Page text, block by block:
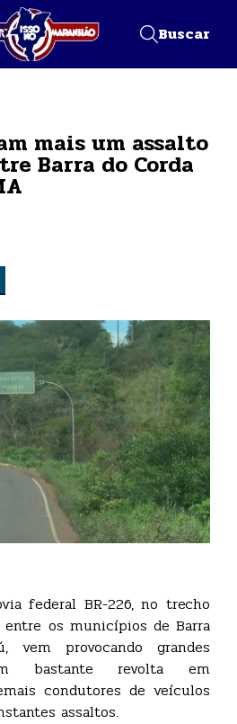
Buscar
mais um assalto
Barra do Corda
federal BR-226, no trecho
entre os municípios de Barra
vem provocando grandes
bastante revolta em
condutores de veículos
assaltos.